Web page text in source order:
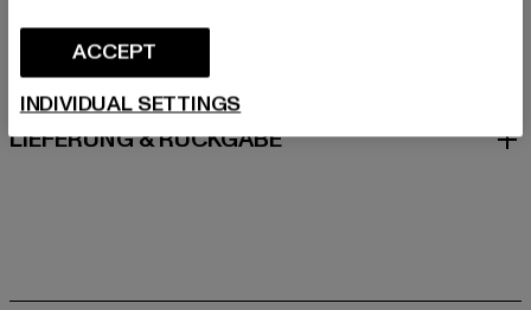
GRÖSSE & PASSFORM
PFLEGEHINWEISE
LIEFERUNG & RÜCKGABE
ACCEPT
INDIVIDUAL SETTINGS